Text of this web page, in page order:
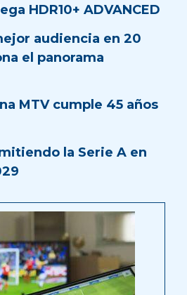
HDR10+ ADVANCED
audiencia en 20
el panorama
MTV cumple 45 años
la Serie A en